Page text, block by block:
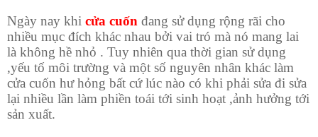
Ngày nay khi cửa cuốn đang sử dụng rộng rãi cho
nhiều mục đích khác nhau bởi vai tró mà nó mang lai
là không hề nhỏ . Tuy nhiên qua thời gian sử dụng
,yếu tố môi trường và một số nguyên nhân khác làm
cửa cuốn hư hỏng bất cứ lúc nào có khi phải sửa đi sửa
lại nhiều lần làm phiền toái tới sinh hoạt ,ảnh hưởng tới
sản xuất.